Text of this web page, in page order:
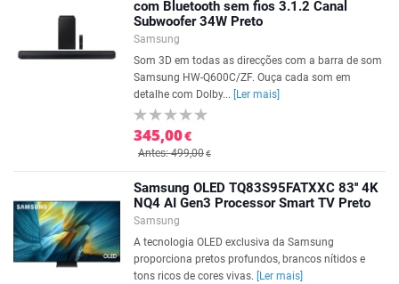
com Bluetooth sem fios 3.1.2 Canal
Subwoofer 34W Preto
Samsung
Som 3D em todas as direcções com a barra de som
Samsung HW-Q600C/ZF. Ouça cada som em
detalhe com Dolby...
[Ler mais]
345,00€
Antes: 499,00€
Samsung OLED TQ83S95FATXXC 83'' 4K
NQ4 AI Gen3 Processor Smart TV Preto
Samsung
A tecnologia OLED exclusiva da Samsung
proporciona pretos profundos, brancos nítidos e
tons ricos de cores vivas.
[Ler mais]